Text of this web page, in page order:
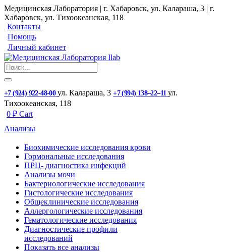
Медицинская Лаборатория | г. Хабаровск, ул. Калараша, 3 | г.
Хабаровск, ул. ​Тихоокеанская, 118
Контакты
Помощь
Личный кабинет
+7 (924) 922-48-00 ул. ​Калараша, 3 +7 (994) 138‒22‒11 ул. ​
Тихоокеанская, 118
0 ₽ Cart
Анализы
Биохимические исследования крови
Гормональные исследования
ПРЦ- диагностика инфекций
Анализы мочи
Бактериологические исследования
Гистологические исследования
Общеклинические исследования
Аллергологические исследования
Гематологические исследования
Диагностические профили
исследований
Показать все анализы